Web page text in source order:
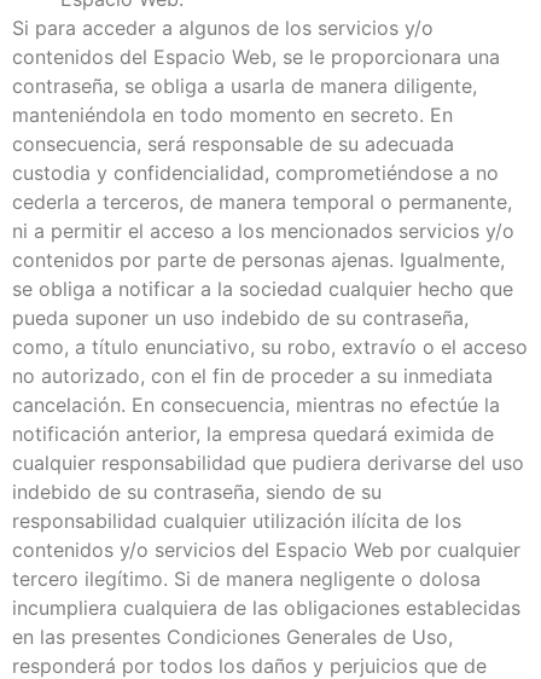
Si para acceder a algunos de los servicios y/o
contenidos del Espacio Web, se le proporcionara una
contraseña, se obliga a usarla de manera diligente,
manteniéndola en todo momento en secreto. En
consecuencia, será responsable de su adecuada
custodia y confidencialidad, comprometiéndose a no
cederla a terceros, de manera temporal o permanente,
ni a permitir el acceso a los mencionados servicios y/o
contenidos por parte de personas ajenas. Igualmente,
se obliga a notificar a la sociedad cualquier hecho que
pueda suponer un uso indebido de su contraseña,
como, a título enunciativo, su robo, extravío o el acceso
no autorizado, con el fin de proceder a su inmediata
cancelación. En consecuencia, mientras no efectúe la
notificación anterior, la empresa quedará eximida de
cualquier responsabilidad que pudiera derivarse del uso
indebido de su contraseña, siendo de su
responsabilidad cualquier utilización ilícita de los
contenidos y/o servicios del Espacio Web por cualquier
tercero ilegítimo. Si de manera negligente o dolosa
incumpliera cualquiera de las obligaciones establecidas
en las presentes Condiciones Generales de Uso,
responderá por todos los daños y perjuicios que de